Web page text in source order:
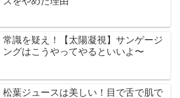
常識を疑え！【太陽凝視】サンゲージ
ングはこうやってやるといいよ〜
松葉ジュースは美しい！目で舌で肌で